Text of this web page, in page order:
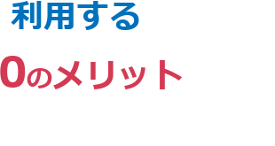
利用する
のメリット